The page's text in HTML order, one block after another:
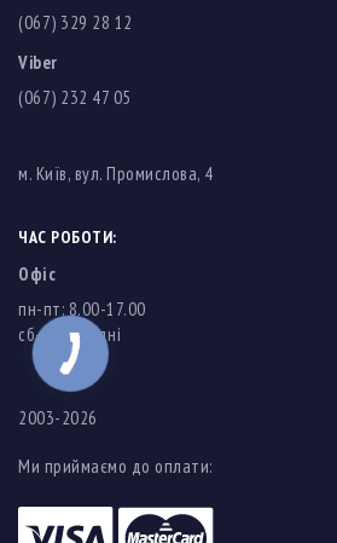
(067) 329 28 12
Viber
(067) 232 47 05
м. Київ, вул. Промислова, 4
ЧАС РОБОТИ:
Офіс
пн-пт: 8.00-17.00
cб-нд: вихідні
2003-2026
Ми приймаємо до оплати: